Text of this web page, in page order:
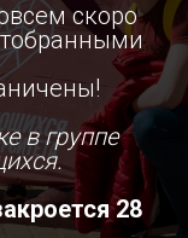
скоро
в группе
28